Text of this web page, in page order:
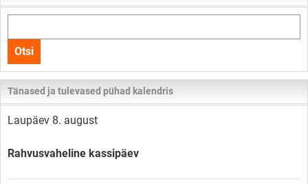
kogu
lehelt
Otsi
Tänased ja tulevased pühad kalendris
Laupäev 8. august
Rahvusvaheline kassipäev